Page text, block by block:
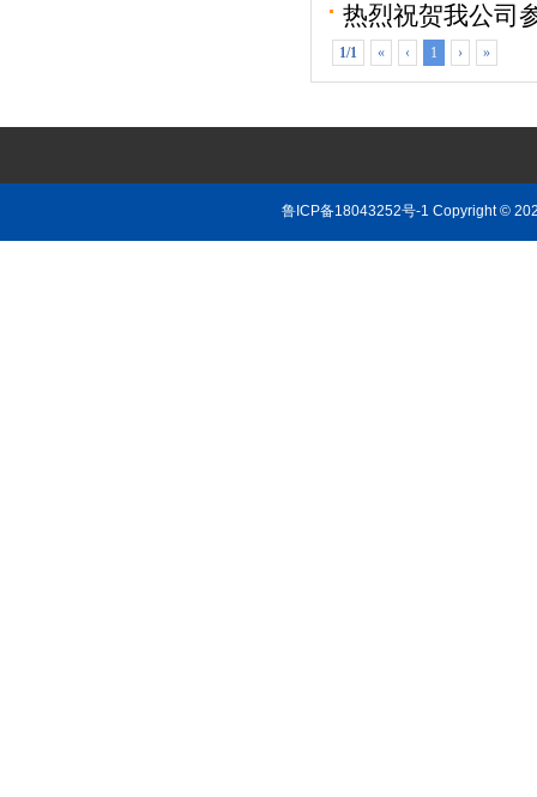
热烈祝贺我公司
标成功
1/1 « ‹ 1 › »
鲁ICP备18043252号-1 Copyright ©